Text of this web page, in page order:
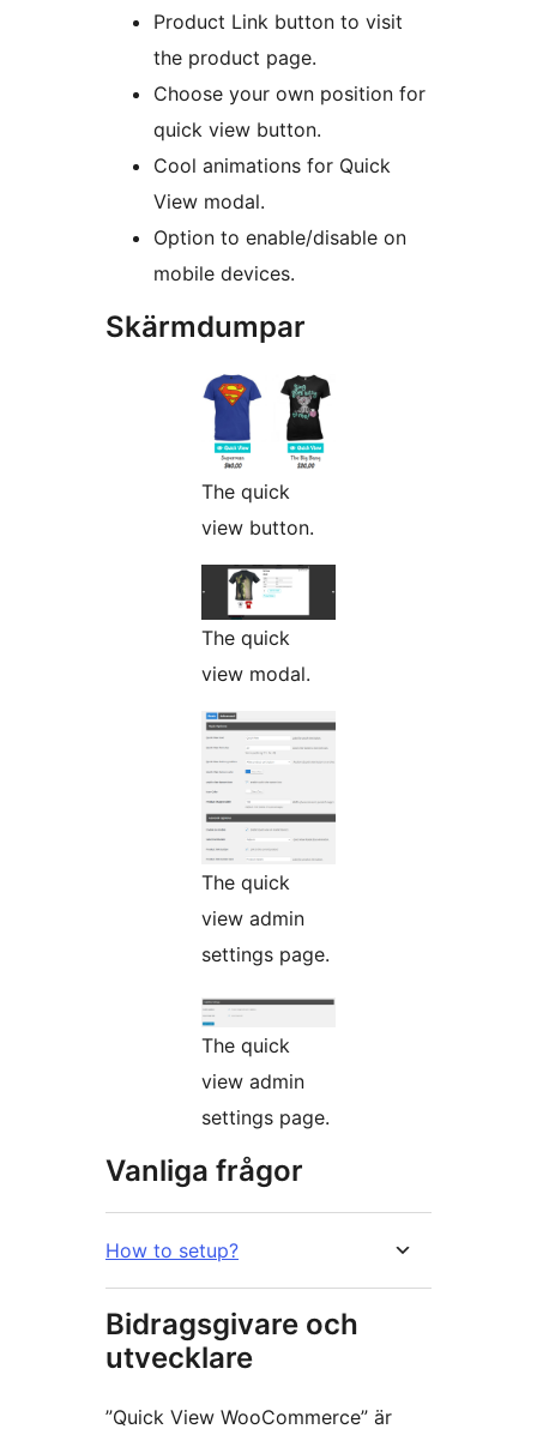
Product Link button to visit
the product page.
Choose your own position for
quick view button.
Cool animations for Quick
View modal.
Option to enable/disable on
mobile devices.
Skärmdumpar
The quick
view button.
The quick
view modal.
The quick
view admin
settings page.
The quick
view admin
settings page.
Vanliga frågor
How to setup?
Bidragsgivare och
utvecklare
”Quick View WooCommerce” är